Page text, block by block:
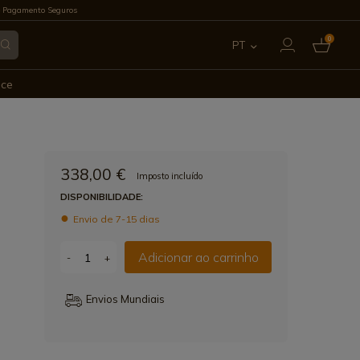
Pagamento Seguros
PT 0
338,00 €
Imposto incluído
DISPONIBILIDADE:
Envio de 7-15 dias
- + Adicionar ao carrinho
Envios Mundiais